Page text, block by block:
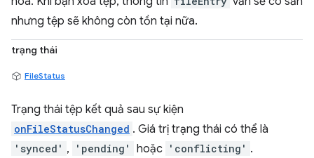
nhưng tệp sẽ không còn tồn tại nữa.
trạng thái
FileStatus
Trạng thái tệp kết quả sau sự kiện
onFileStatusChanged . Giá trị trạng thái có thể là
'synced' , 'pending' hoặc 'conflicting' .